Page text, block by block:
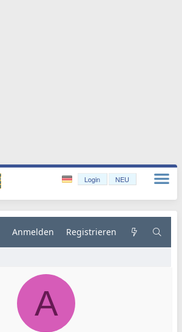
Login NEU
Anmelden Registrieren
A